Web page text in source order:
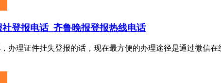
登报电话_齐鲁晚报登报热线电话
办理证件挂失登报的话，现在最方便的办理途径是通过微信